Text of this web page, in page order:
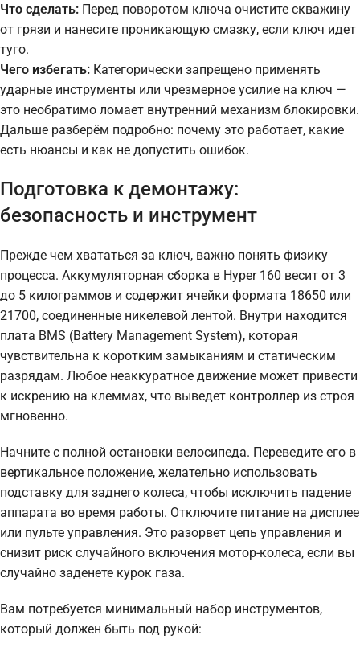
Что сделать: Перед поворотом ключа очистите скважину
от грязи и нанесите проникающую смазку, если ключ идет
туго.
Чего избегать: Категорически запрещено применять
ударные инструменты или чрезмерное усилие на ключ —
это необратимо ломает внутренний механизм блокировки.
Дальше разберём подробно: почему это работает, какие
есть нюансы и как не допустить ошибок.
Подготовка к демонтажу:
безопасность и инструмент
Прежде чем хвататься за ключ, важно понять физику
процесса. Аккумуляторная сборка в Hyper 160 весит от 3
до 5 килограммов и содержит ячейки формата 18650 или
21700, соединенные никелевой лентой. Внутри находится
плата BMS (Battery Management System), которая
чувствительна к коротким замыканиям и статическим
разрядам. Любое неаккуратное движение может привести
к искрению на клеммах, что выведет контроллер из строя
мгновенно.
Начните с полной остановки велосипеда. Переведите его в
вертикальное положение, желательно использовать
подставку для заднего колеса, чтобы исключить падение
аппарата во время работы. Отключите питание на дисплее
или пульте управления. Это разорвет цепь управления и
снизит риск случайного включения мотор-колеса, если вы
случайно заденете курок газа.
Вам потребуется минимальный набор инструментов,
который должен быть под рукой: